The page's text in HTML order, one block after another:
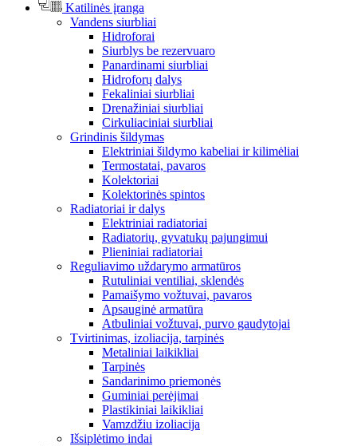
Katilinės įranga
Vandens siurbliai
Hidroforai
Siurblys be rezervuaro
Panardinami siurbliai
Hidroforų dalys
Fekaliniai siurbliai
Drenažiniai siurbliai
Cirkuliaciniai siurbliai
Grindinis šildymas
Elektriniai šildymo kabeliai ir kilimėliai
Termostatai, pavaros
Kolektoriai
Kolektorinės spintos
Radiatoriai ir dalys
Elektriniai radiatoriai
Radiatorių, gyvatukų pajungimui
Plieniniai radiatoriai
Reguliavimo uždarymo armatūros
Rutuliniai ventiliai, sklendės
Pamaišymo vožtuvai, pavaros
Apsauginė armatūra
Atbuliniai vožtuvai, purvo gaudytojai
Tvirtinimas, izoliacija, tarpinės
Metaliniai laikikliai
Tarpinės
Sandarinimo priemonės
Guminiai perėjimai
Plastikiniai laikikliai
Vamzdžiu izoliacija
Išsiplėtimo indai